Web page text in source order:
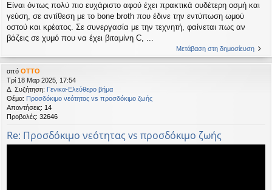
Είναι όντως πολύ πιο ευχάριστο αφού έχει πρακτικά ουδέτερη οσμή και
γεύση, σε αντίθεση με το bone broth που έδινε την εντύπωση ωμού
οστού και κρέατος. Σε συνεργασία με την τεχνητή, φαίνεται πως αν
βάζεις σε χυμό που να έχει βιταμίνη C, ...
Μετάβαση στη δημοσίευση
από OTTO
Τρί 18 Μαρ 2025, 17:54
Δ. Συζήτηση: Γενικα-Ελεύθερο βήμα
Θέμα: Προσδόκιμο νεότητας vs προσδόκιμο ζωής
Απαντήσεις: 14
Προβολές: 32646
Re: Προσδόκιμο νεότητας vs προσδόκιμο ζωής